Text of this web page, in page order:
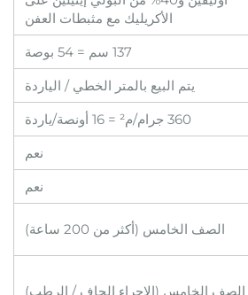
الأكريليك مع مثبطات العفن
137 سم = 54 بوصة
يتم البيع بالمتر الخطي / الياردة
360 جرام/م² = 16 أونصة/ياردة
نعم
نعم
الصف الخامس (أكثر من 200 ساعة)
الصف الخامس (الإجراء الجاف / الرطب)